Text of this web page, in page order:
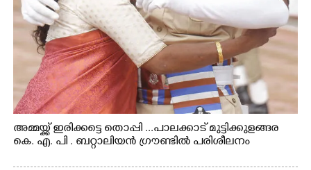
അമ്മയ്ക്ക് ഇരിക്കട്ടെ തൊപ്പി ...പാലക്കാട് മുട്ടിക്കുളങ്ങര
കെ. എ. പി . ബറ്റാലിയൻ ഗ്രൗണ്ടിൽ പരിശീലനം